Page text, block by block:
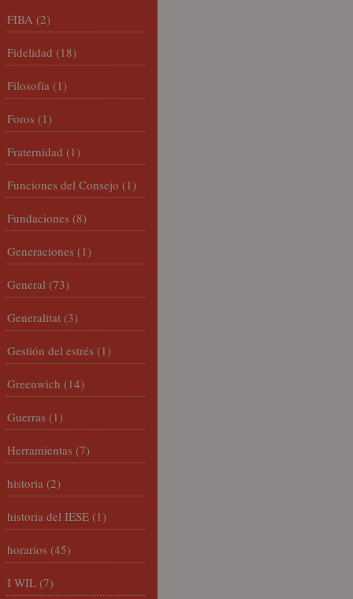
FIBA (2)
Fidelidad (18)
Filosofía (1)
Foros (1)
Fraternidad (1)
Funciones del Consejo (1)
Fundaciones (8)
Generaciones (1)
General (73)
Generalitat (3)
Gestión del estrés (1)
Greenwich (14)
Guerras (1)
Herramientas (7)
historia (2)
historia del IESE (1)
horarios (45)
I WIL (7)